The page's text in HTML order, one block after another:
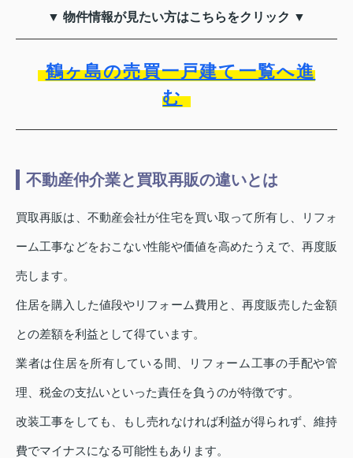
▼ 物件情報が見たい方はこちらをクリック ▼
鶴ヶ島の売買一戸建て一覧へ進
む
不動産仲介業と買取再販の違いとは
買取再販は、不動産会社が住宅を買い取って所有し、リフォ
ーム工事などをおこない性能や価値を高めたうえで、再度販
売します。
住居を購入した値段やリフォーム費用と、再度販売した金額
との差額を利益として得ています。
業者は住居を所有している間、リフォーム工事の手配や管
理、税金の支払いといった責任を負うのが特徴です。
改装工事をしても、もし売れなければ利益が得られず、維持
費でマイナスになる可能性もあります。